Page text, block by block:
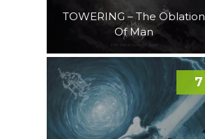
TOWERING – The Oblation
Of Man
7